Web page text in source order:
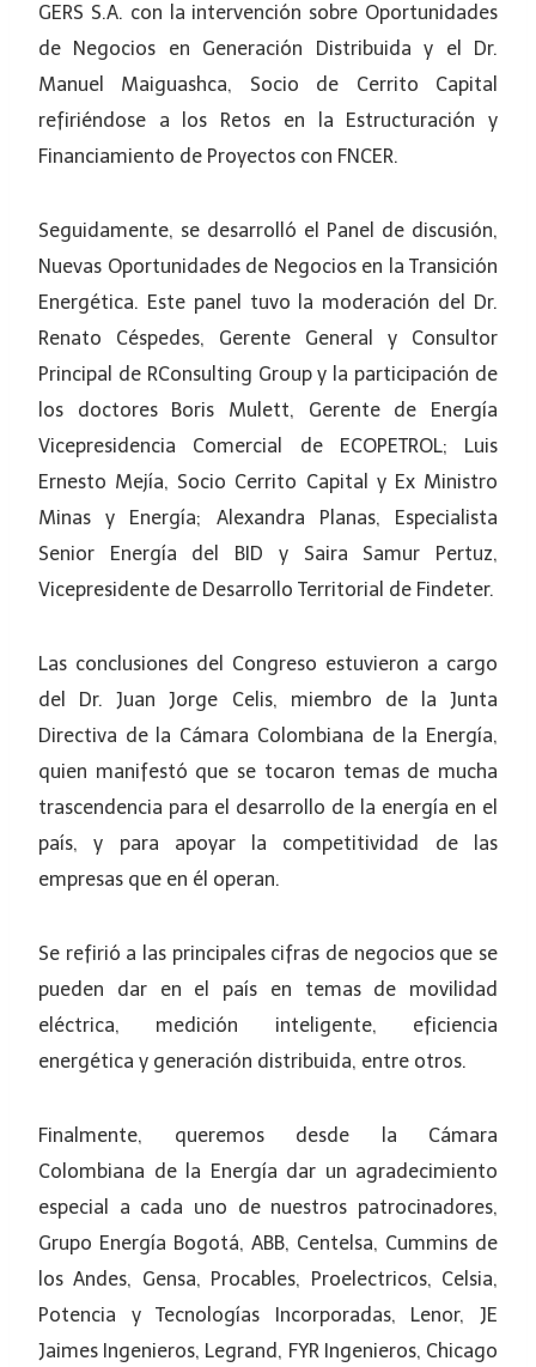
GERS S.A. con la intervención sobre Oportunidades
de Negocios en Generación Distribuida y el Dr.
Manuel Maiguashca, Socio de Cerrito Capital
refiriéndose a los Retos en la Estructuración y
Financiamiento de Proyectos con FNCER.
Seguidamente, se desarrolló el Panel de discusión,
Nuevas Oportunidades de Negocios en la Transición
Energética. Este panel tuvo la moderación del Dr.
Renato Céspedes, Gerente General y Consultor
Principal de RConsulting Group y la participación de
los doctores Boris Mulett, Gerente de Energía
Vicepresidencia Comercial de ECOPETROL; Luis
Ernesto Mejía, Socio Cerrito Capital y Ex Ministro
Minas y Energía; Alexandra Planas, Especialista
Senior Energía del BID y Saira Samur Pertuz,
Vicepresidente de Desarrollo Territorial de Findeter.
Las conclusiones del Congreso estuvieron a cargo
del Dr. Juan Jorge Celis, miembro de la Junta
Directiva de la Cámara Colombiana de la Energía,
quien manifestó que se tocaron temas de mucha
trascendencia para el desarrollo de la energía en el
país, y para apoyar la competitividad de las
empresas que en él operan.
Se refirió a las principales cifras de negocios que se
pueden dar en el país en temas de movilidad
eléctrica, medición inteligente, eficiencia
energética y generación distribuida, entre otros.
Finalmente, queremos desde la Cámara
Colombiana de la Energía dar un agradecimiento
especial a cada uno de nuestros patrocinadores,
Grupo Energía Bogotá, ABB, Centelsa, Cummins de
los Andes, Gensa, Procables, Proelectricos, Celsia,
Potencia y Tecnologías Incorporadas, Lenor, JE
Jaimes Ingenieros, Legrand, FYR Ingenieros, Chicago